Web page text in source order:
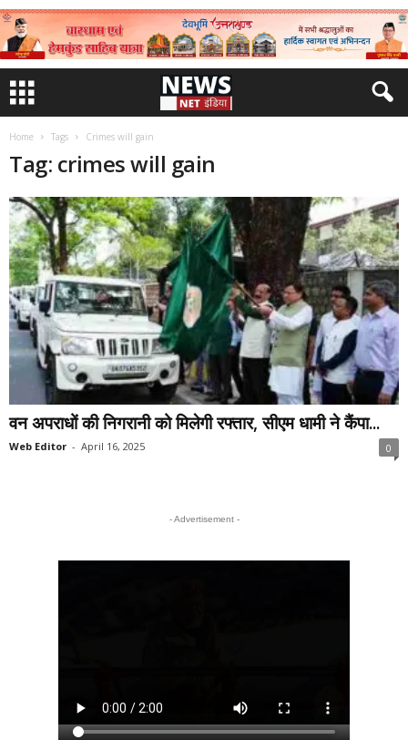
Home Tags Crimes will gain
Tag: crimes will gain
वन अपराधों की निगरानी को मिलेगी रफ्तार, सीएम धामी ने कैंपा...
Web Editor - April 16, 2025 0
- Advertisement -